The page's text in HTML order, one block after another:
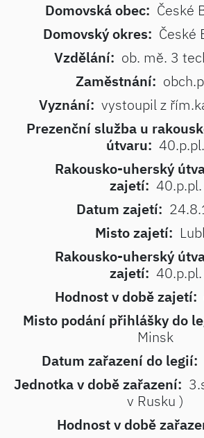
Domovská obec: České
Domovský okres: České
Vzdělání: ob. mě. 3
Zaměstnání:
Vyznání: vystoupil z
Prezenční služba u
útvaru: 40.p.pl.
Rakousko-uherský
zajetí: 40.p.pl.
Datum zajetí:
Misto zajetí:
Rakousko-uherský
zajetí: 40.p.pl.
Hodnost v době zajetí:
Misto podání přihlášky do
Minsk
Datum zařazení do legií:
Jednotka v době zařazení:
v Rusku )
Hodnost v době